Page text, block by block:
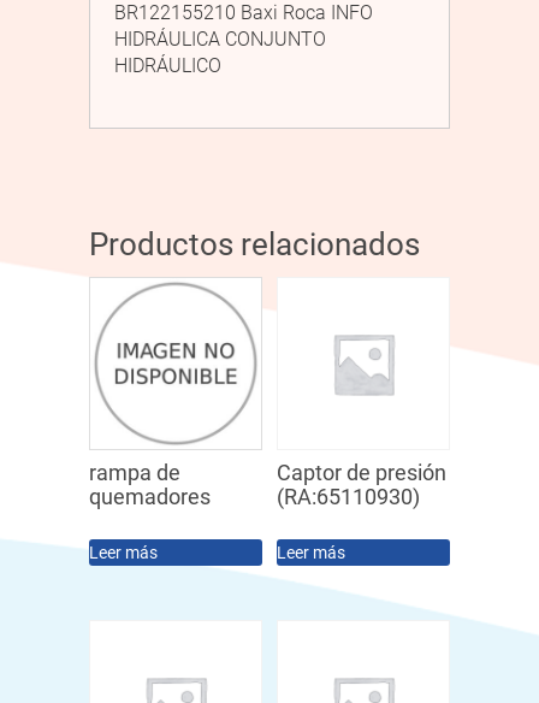
BR122155210 Baxi Roca INFO
HIDRÁULICA CONJUNTO
HIDRÁULICO
Productos relacionados
rampa de
quemadores
Leer más
Captor de presión
(RA:65110930)
Leer más